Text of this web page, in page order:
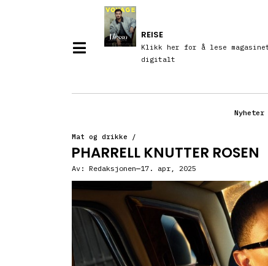
REISE
Klikk her for å lese
digitalt
Nyheter
Mat og drikke /
PHARRELL KNUTTER ROSEN
Av: Redaksjonen 17. apr, 2025